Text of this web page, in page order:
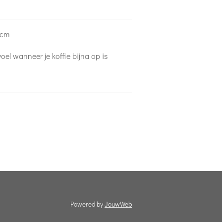
wanneer je koffie bijna op is
Powered byJouwWeb